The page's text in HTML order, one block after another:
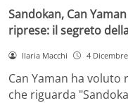
Sandokan, Can
riprese: il segreto
Ilaria Macchi 4
Can Yaman ha
che riguarda